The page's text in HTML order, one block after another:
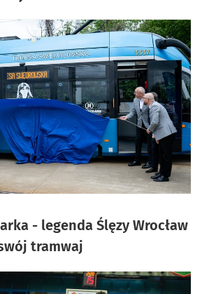
- legenda Ślęzy Wrocław
tramwaj